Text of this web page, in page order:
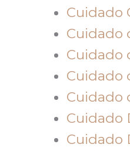
Cuidado
Cuidado
Cuidado
Cuidado
Cuidado
Cuidado
Cuidado